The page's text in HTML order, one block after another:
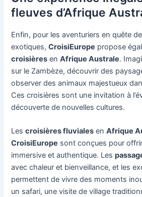
fleuves d’Afrique
Enfin, pour les aventuriers en quête
exotiques,CroisiEurope propose
croisières enAfrique Australe.
sur le Zambèze, découvrir des
observer des animaux majestueux
Ces croisières sont une invitation à
découverte de nouvelles cultures.
Lescroisières fluviales enAfrique
CroisiEurope sont conçues pour
immersive et authentique. Les
avec chaleur et bienveillance, et les
permettent de vivre des moments
un safari, une visite de village